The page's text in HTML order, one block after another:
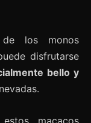
de los monos
disfrutarse
bello y